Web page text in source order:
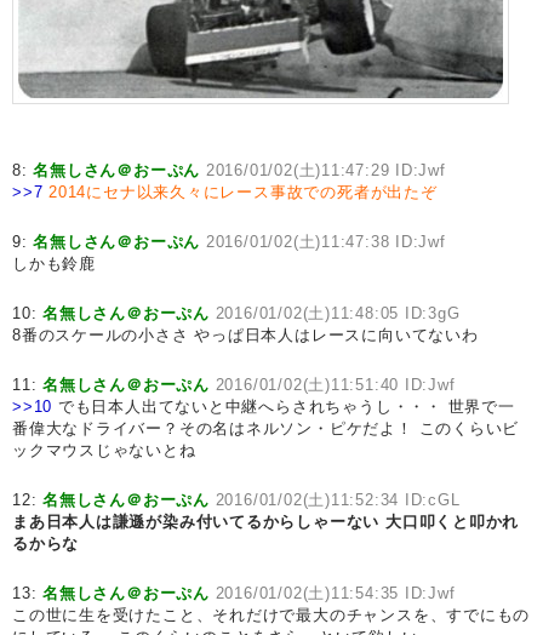
8:名無しさん＠おーぷん 2016/01/02(土)11:47:29 ID:Jwf
>>7 2014にセナ以来久々にレース事故での死者が出たぞ
9:名無しさん＠おーぷん 2016/01/02(土)11:47:38 ID:Jwf
しかも鈴鹿
10:名無しさん＠おーぷん 2016/01/02(土)11:48:05 ID:3gG
8番のスケールの小ささ やっぱ日本人はレースに向いてないわ
11:名無しさん＠おーぷん 2016/01/02(土)11:51:40 ID:Jwf
>>10 でも日本人出てないと中継へらされちゃうし・・・ 世界で一
番偉大なドライバー？その名はネルソン・ピケだよ！ このくらいビ
ックマウスじゃないとね
12:名無しさん＠おーぷん 2016/01/02(土)11:52:34 ID:cGL
まあ日本人は謙遜が染み付いてるからしゃーない 大口叩くと叩かれ
るからな
13:名無しさん＠おーぷん 2016/01/02(土)11:54:35 ID:Jwf
この世に生を受けたこと、それだけで最大のチャンスを、すでにもの